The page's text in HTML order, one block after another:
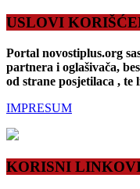
USLOVI
Portal novostiplus.org
partnera i oglašivača,
od strane posjetilaca , te
IMPRESUM
KORISNI